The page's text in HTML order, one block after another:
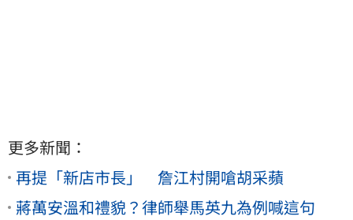
更多新聞：
再提「新店市長」 詹江村開嗆胡采蘋
蔣萬安溫和禮貌？律師舉馬英九為例喊這句